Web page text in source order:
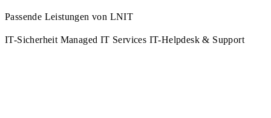
Passende Leistungen von LNIT
IT-Sicherheit Managed IT Services IT-Helpdesk & Support